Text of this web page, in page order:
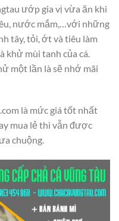
ướp gia vị vừa ăn khi
nước mắm,…với những
tây, tỏi, ớt và tiêu làm
khử mùi tanh của cá.
một lần là sẽ nhớ mãi
là mức giá tốt nhất
mua lẻ thì vẫn được
chuộng.